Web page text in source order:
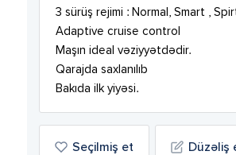
3 sürüş rejimi : Normal, Smart ,
Adaptive cruise control
Maşın ideal vəziyyətdədir.
Qarajda saxlanılıb
Bakıda ilk yiyəsi.
Seçilmiş et Düzəliş